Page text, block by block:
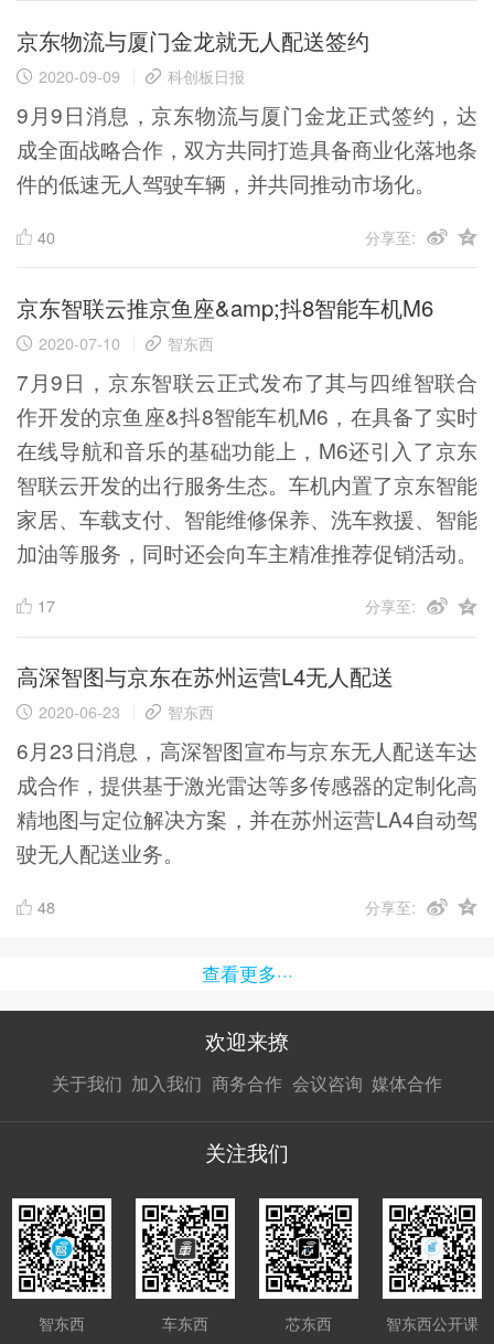
京东物流与厦门金龙就无人配送签约
2020-09-09 科创板日报
9月9日消息，京东物流与厦门金龙正式签约，达
成全面战略合作，双方共同打造具备商业化落地条
件的低速无人驾驶车辆，并共同推动市场化。
40 分享至:
京东智联云推京鱼座&amp;抖8智能车机M6
2020-07-10 智东西
7月9日，京东智联云正式发布了其与四维智联合
作开发的京鱼座&抖8智能车机M6，在具备了实时
在线导航和音乐的基础功能上，M6还引入了京东
智联云开发的出行服务生态。车机内置了京东智能
家居、车载支付、智能维修保养、洗车救援、智能
加油等服务，同时还会向车主精准推荐促销活动。
17 分享至:
高深智图与京东在苏州运营L4无人配送
2020-06-23 智东西
6月23日消息，高深智图宣布与京东无人配送车达
成合作，提供基于激光雷达等多传感器的定制化高
精地图与定位解决方案，并在苏州运营LA4自动驾
驶无人配送业务。
48 分享至:
查看更多···
欢迎来撩
关于我们 加入我们
接扔简历
商务合作
接开聊
会议咨询 媒体合作
接开聊
关注我们
智东西 车东西 芯东西 智东西公开课